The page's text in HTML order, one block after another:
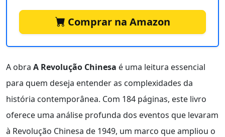
Comprar na Amazon
A obra A Revolução Chinesa é uma leitura essencial
para quem deseja entender as complexidades da
história contemporânea. Com 184 páginas, este livro
oferece uma análise profunda dos eventos que levaram
à Revolução Chinesa de 1949, um marco que ampliou o